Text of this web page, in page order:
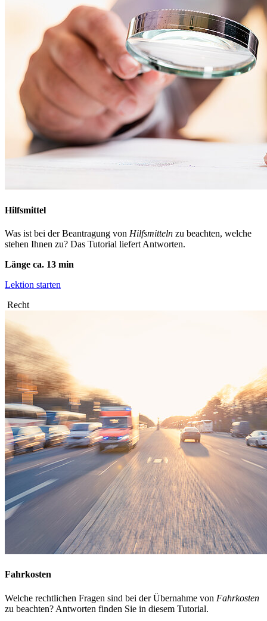
Hilfsmittel
Was ist bei der Beantragung von Hilfsmitteln zu beachten, welche
stehen Ihnen zu? Das Tutorial liefert Antworten.
Länge ca. 13 min
Lektion starten
Recht
Fahrkosten
Welche rechtlichen Fragen sind bei der Übernahme von Fahrkosten
zu beachten? Antworten finden Sie in diesem Tutorial.